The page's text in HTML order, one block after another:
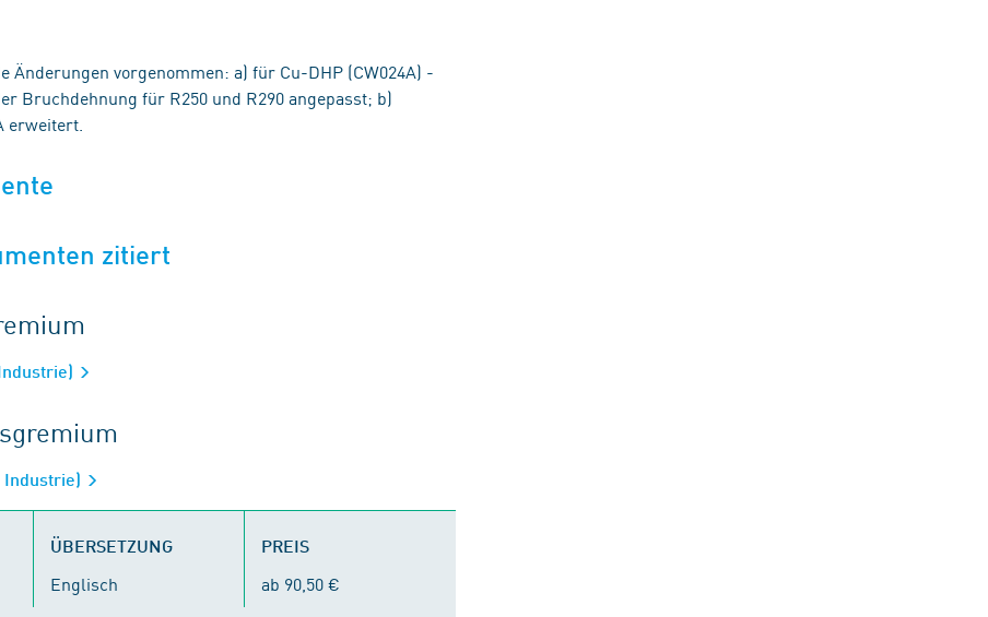
Änderungen vorgenommen: a) für Cu-DHP (CW024A) -
Bruchdehnung für R250 und R290 angepasst; b)
erweitert.
zitiert
ÜBERSETZUNG
Englisch
PREIS
ab 90,50 €